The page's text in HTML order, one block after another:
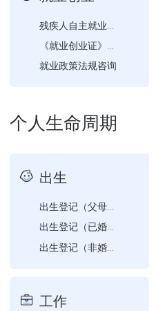
《就业创业证》申领
就业政策法规咨询
个人生命周期
出生
出生登记（父母双方均为已...
出生登记（已婚学生夫妻双...
工作